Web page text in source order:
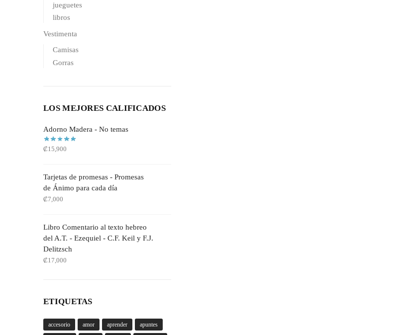
jueguetes
libros
Vestimenta
Camisas
Gorras
LOS MEJORES CALIFICADOS
Adorno Madera - No temas
₡15,900
Tarjetas de promesas - Promesas
de Ánimo para cada día
₡7,000
Libro Comentario al texto hebreo
del A.T. - Ezequiel - C.F. Keil y F.J.
Delitzsch
₡17,000
ETIQUETAS
accesorio amor aprender apuntes